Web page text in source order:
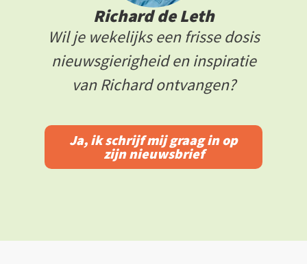
Richard de Leth
Wil je wekelijks een frisse dosis
nieuwsgierigheid en inspiratie
van Richard ontvangen?
Ja, ik schrijf mij graag in op
zijn nieuwsbrief